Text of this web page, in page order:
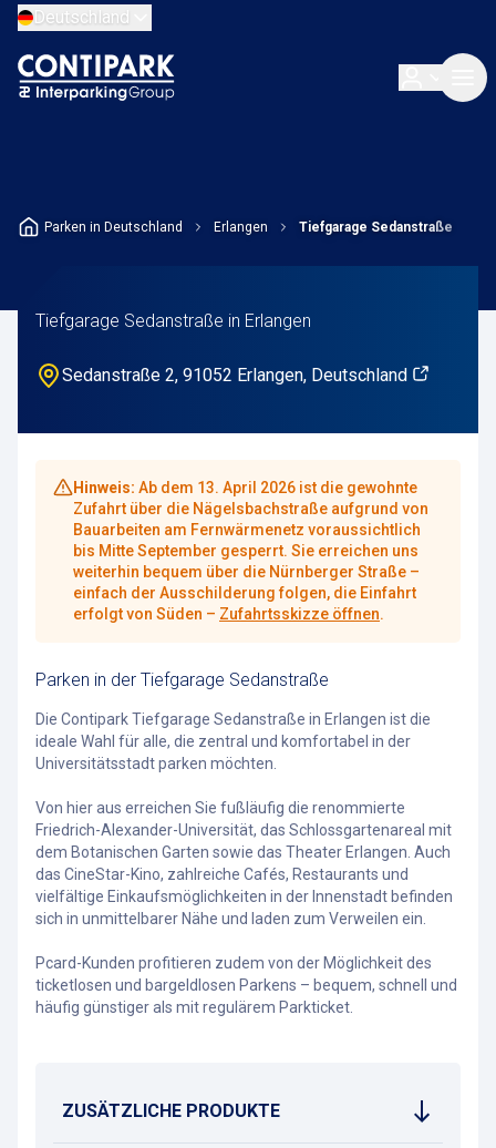
Deutschland
Parken in Deutschland Erlangen Tiefgarage Sedanstraße
Tiefgarage Sedanstraße in Erlangen
Sedanstraße 2, 91052 Erlangen, Deutschland
Hinweis: Ab dem 13. April 2026 ist die gewohnte
Zufahrt über die Nägelsbachstraße aufgrund von
Bauarbeiten am Fernwärmenetz voraussichtlich
bis Mitte September gesperrt. Sie erreichen uns
weiterhin bequem über die Nürnberger Straße –
einfach der Ausschilderung folgen, die Einfahrt
erfolgt von Süden – Zufahrtsskizze öffnen.
Parken in der Tiefgarage Sedanstraße
Die Contipark Tiefgarage Sedanstraße in Erlangen ist die
ideale Wahl für alle, die zentral und komfortabel in der
Universitätsstadt parken möchten.
Von hier aus erreichen Sie fußläufig die renommierte
Friedrich-Alexander-Universität, das Schlossgartenareal mit
dem Botanischen Garten sowie das Theater Erlangen. Auch
das CineStar-Kino, zahlreiche Cafés, Restaurants und
vielfältige Einkaufsmöglichkeiten in der Innenstadt befinden
sich in unmittelbarer Nähe und laden zum Verweilen ein.
Pcard-Kunden profitieren zudem von der Möglichkeit des
ticketlosen und bargeldlosen Parkens – bequem, schnell und
häufig günstiger als mit regulärem Parkticket.
ZUSÄTZLICHE PRODUKTE